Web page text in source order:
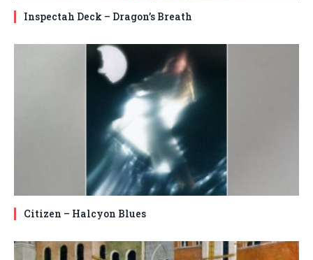
Inspectah Deck – Dragon’s Breath
Citizen – Halcyon Blues